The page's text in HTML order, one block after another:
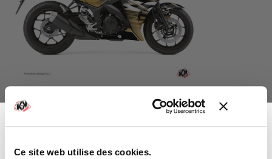
Ce site web utilise des cookies.
KIT DÉCO MOTO MISSION YAMAHA
MARRON SÉRIE